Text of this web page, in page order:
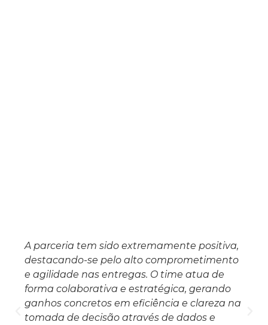
A parceria tem sido extremamente positiva,
destacando-se pelo alto comprometimento
e agilidade nas entregas. O time atua de
forma colaborativa e estratégica, gerando
ganhos concretos em eficiência e clareza na
tomada de decisão através de dados e